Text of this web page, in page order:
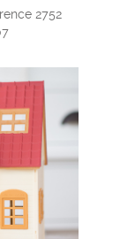
2752